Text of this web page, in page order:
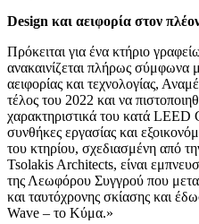
Design και αειφορία στον
Πρόκειται για ένα κτήριο
ανακαινίζεται πλήρως σύμφωνα
αειφορίας και τεχνολογίας,
τέλος του 2022 και να
χαρακτηριστικά του κατά LEED
συνθήκες εργασίας και
του κτηρίου, σχεδιασμένη από
Tsolakis Architects, είναι
της Λεωφόρου Συγγρού που
και ταυτόχρονης σκίασης και
Wave – το Κύμα.»